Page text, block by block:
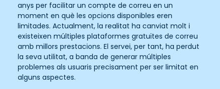
anys per facilitar un compte de correu en un
moment en què les opcions disponibles eren
limitades. Actualment, la realitat ha canviat molt i
existeixen múltiples plataformes gratuïtes de correu
amb millors prestacions. El servei, per tant, ha perdut
la seva utilitat, a banda de generar múltiples
problemes als usuaris precisament per ser limitat en
alguns aspectes.